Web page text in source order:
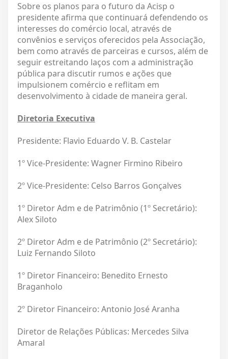
Sobre os planos para o futuro da Acisp o
presidente afirma que continuará defendendo os
interesses do comércio local, através de
convênios e serviços oferecidos pela Associação,
bem como através de parceiras e cursos, além de
seguir estreitando laços com a administração
pública para discutir rumos e ações que
impulsionem comércio e reflitam em
desenvolvimento à cidade de maneira geral.
Diretoria Executiva
Presidente: Flavio Eduardo V. B. Castelar
1º Vice-Presidente: Wagner Firmino Ribeiro
2º Vice-Presidente: Celso Barros Gonçalves
1º Diretor Adm e de Patrimônio (1º Secretário):
Alex Siloto
2º Diretor Adm e de Patrimônio (2º Secretário):
Luiz Fernando Siloto
1º Diretor Financeiro: Benedito Ernesto
Braganholo
2º Diretor Financeiro: Antonio José Aranha
Diretor de Relações Públicas: Mercedes Silva
Amaral